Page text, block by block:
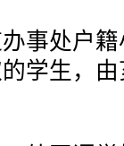
处户籍
学生，